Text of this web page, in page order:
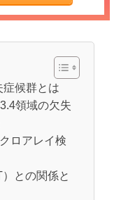
症候群とは
領域の欠失
ロアレイ検
との関係と